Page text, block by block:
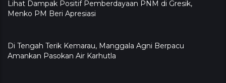
Lihat Dampak Positif Pemberdayaan PNM di Gresik,
Menko PM Beri Apresiasi
​Di Tengah Terik Kemarau, Manggala Agni Berpacu
Amankan Pasokan Air Karhutla